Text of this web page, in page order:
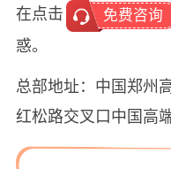
在点击
免费咨询
惑。
总部地址：中国郑州
红松路交叉口中国高